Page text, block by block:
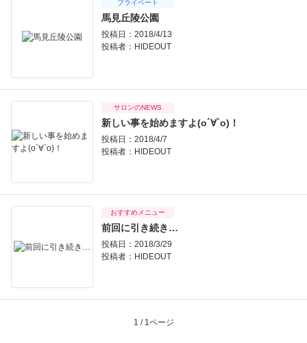
プライベート
馬見丘陵公園
投稿日：2018/4/13
投稿者： HIDEOUT
サロンのNEWS
新しい事を始めますよ(о´∀`о)！
投稿日：2018/4/7
投稿者： HIDEOUT
おすすめメニュー
前回に引き続き…
投稿日：2018/3/29
投稿者： HIDEOUT
1 / 1ページ